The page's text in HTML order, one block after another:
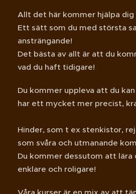
Allt det här kommer hjälpa
Ett sätt som du med största
ansträngande!
Det bästa av allt är att du
vad du haft tidigare!
Du kommer uppleva att du
har ett mycket mer precist,
Hinder, som t ex stenkistor,
som svåra och utmanande
Du kommer dessutom att
enklare och roligare!